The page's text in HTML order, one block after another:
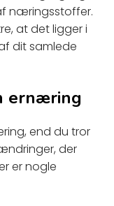
næringsstoffer.
at det ligger i
dit samlede
ernæring
end du tror
der
er nogle